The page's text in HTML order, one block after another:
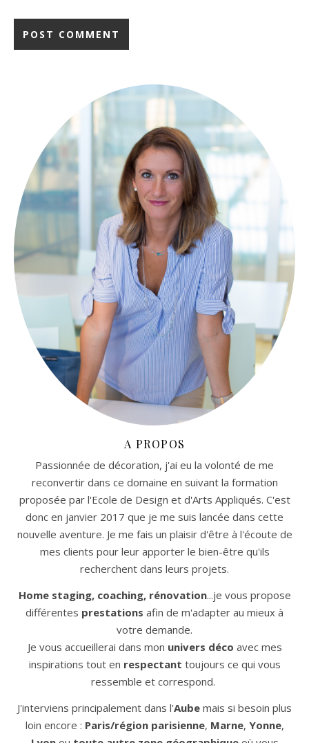
A PROPOS
Passionnée de décoration, j'ai eu la volonté de me
reconvertir dans ce domaine en suivant la formation
proposée par l'Ecole de Design et d'Arts Appliqués. C'est
donc en janvier 2017 que je me suis lancée dans cette
nouvelle aventure. Je me fais un plaisir d'être à l'écoute de
mes clients pour leur apporter le bien-être qu'ils
recherchent dans leurs projets.
Home staging, coaching, rénovation...je vous propose
différentes prestations afin de m'adapter au mieux à
votre demande.
Je vous accueillerai dans mon univers déco avec mes
inspirations tout en respectant toujours ce qui vous
ressemble et correspond.
J'interviens principalement dans l'Aube mais si besoin plus
loin encore : Paris/région parisienne, Marne, Yonne,